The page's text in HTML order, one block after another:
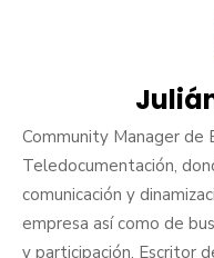
Community Manager de
Teledocumentación,
comunicación y
empresa así como de
y participación. Escritor